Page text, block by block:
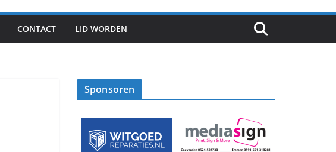
CONTACT LID WORDEN
Sponsoren